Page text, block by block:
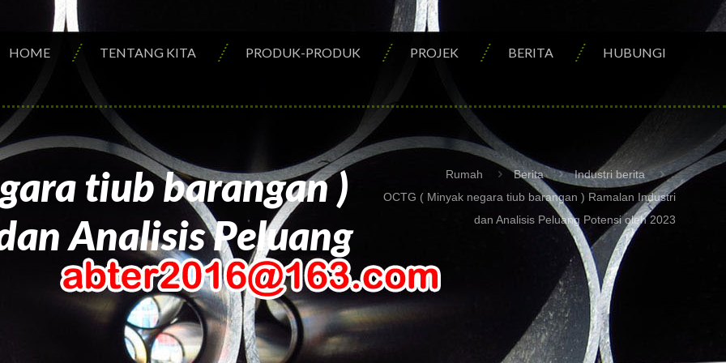
HOME TENTANG KITA PRODUK-PRODUK PROJEK BERITA HUBUNGI
tiub barangan )
Analisis Peluang
Rumah Berita
Industri berita
OCTG ( Minyak negara tiub barangan ) Ramalan Industri
dan Analisis Peluang Potensi oleh 2023